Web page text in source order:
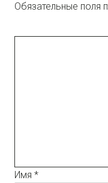
Обязательные поля
Имя *